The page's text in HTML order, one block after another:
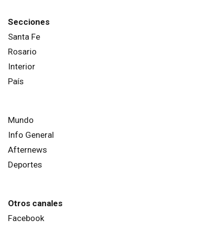
Secciones
Santa Fe
Rosario
Interior
País
Mundo
Info General
Afternews
Deportes
Otros canales
Facebook